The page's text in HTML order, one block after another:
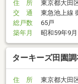
住 所
東京都大田
交 通
東急池上線
総戸数
65戸
築年月
昭和59年9月
ターキーズ田園
住 所
東京都大田